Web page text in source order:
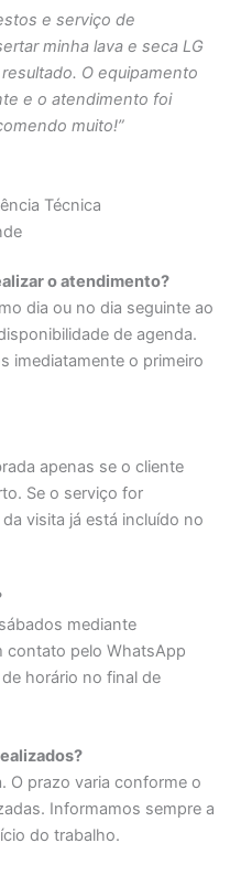
e serviço de
minha lava e seca LG
O equipamento
e o atendimento foi
muito!”
Técnica
o atendimento?
dia ou no dia seguinte ao
de agenda.
imediatamente o primeiro
apenas se o cliente
Se o serviço for
visita já está incluído no
mediante
contato pelo WhatsApp
horário no final de
O prazo varia conforme o
Informamos sempre a
do trabalho.